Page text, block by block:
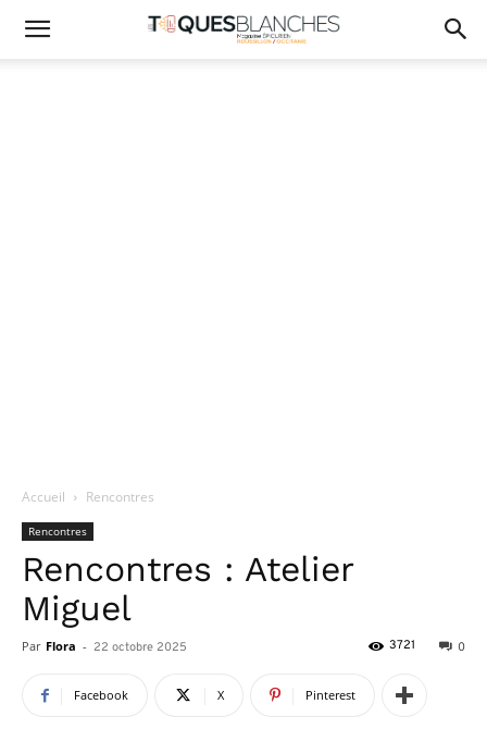
Accueil Rencontres
Rencontres
Rencontres : Atelier
Miguel
Par Flora - 22 octobre 2025 0
3721
Facebook X Pinterest